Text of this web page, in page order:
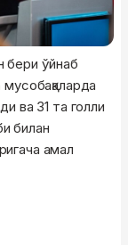
бери ўйнаб
ва 31 та голли
билан
амал